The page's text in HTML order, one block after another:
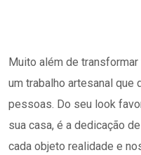
Muito além de
um trabalho artesanal que
pessoas. Do seu look
sua casa, é a dedicação
cada objeto realidade e